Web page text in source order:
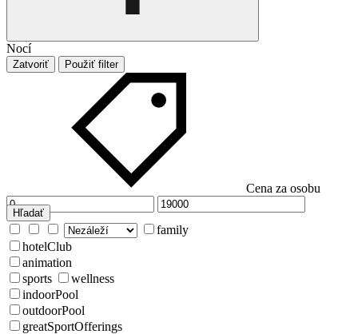
Nocí
Zatvoriť Použiť filter
Cena za osobu
Hľadať
family
hotelClub
animation
sports
wellness
indoorPool
outdoorPool
greatSportOfferings